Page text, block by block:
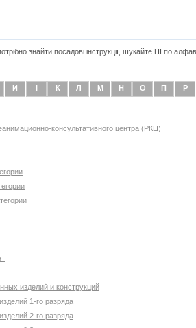
знайти посадові інструкції, шукайте ПІ по
И І К Л М Н О П Р
консультативного центра (РКЦ)
изделий и конструкций
1-го разряда
2-го разряда